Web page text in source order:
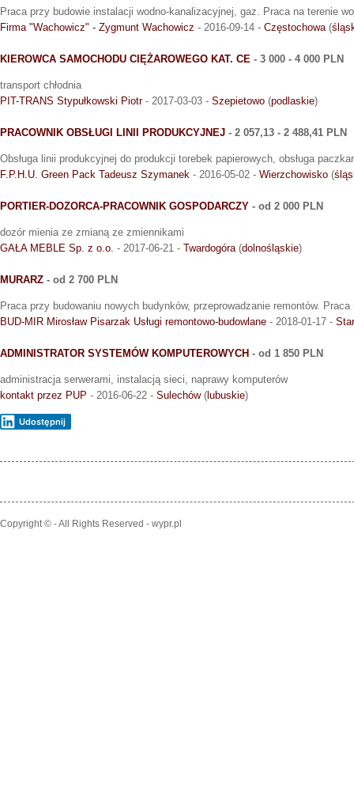
Praca przy budowie instalacji wodno-kanalizacyjnej, gaz. Praca na terenie
Firma "Wachowicz" - Zygmunt Wachowicz - 2016-09-14 - Częstochowa (
KIEROWCA SAMOCHODU CIĘŻAROWEGO KAT. CE - 3 000 - 4 000 PLN
transport chłodnia
PIT-TRANS Stypułkowski Piotr- 2017-03-03 - Szepietowo (podlaskie)
PRACOWNIK OBSŁUGI LINII PRODUKCYJNEJ - 2 057,13 - 2 488,41 PLN
Obsługa linii produkcyjnej do produkcji torebek papierowych, obsługa
F.P.H.U. Green Pack Tadeusz Szymanek - 2016-05-02 - Wierzchowisko (
PORTIER-DOZORCA-PRACOWNIK GOSPODARCZY - od 2 000 PLN
dozór mienia ze zmianą ze zmiennikami
GAŁA MEBLE Sp. z o.o. - 2017-06-21 - Twardogóra (dolnośląskie)
MURARZ - od 2 700 PLN
Praca przy budowaniu nowych budynków, przeprowadzanie remontów.
BUD-MIR Mirosław Pisarzak Usługi remontowo-budowlane - 2018-01-17 -
ADMINISTRATOR SYSTEMÓW KOMPUTEROWYCH - od 1 850 PLN
administracja serwerami, instalacją sieci, naprawy komputerów
kontakt przez PUP - 2016-06-22 - Sulechów(lubuskie)
Udostępnij
Copyright © - All Rights Reserved - wypr.pl